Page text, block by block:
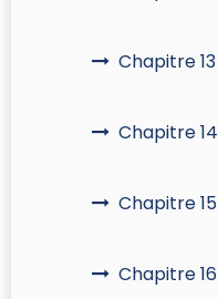
Chapitre 13
Chapitre 14
Chapitre 15
Chapitre 16